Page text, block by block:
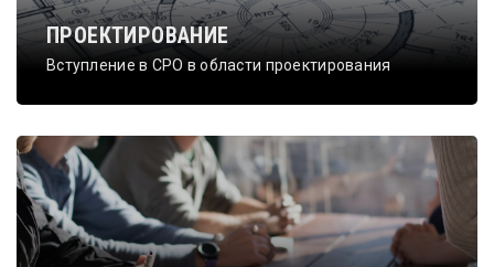
ПРОЕКТИРОВАНИЕ
Вступление в СРО в области проектирования